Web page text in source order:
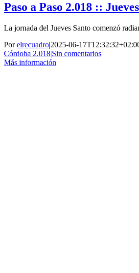
Paso a Paso 2.018 ::
La jornada del Jueves Santo comenzó
Porelrecuadro|2025-06-
Córdoba 2.018|Sin comentarios
Más información